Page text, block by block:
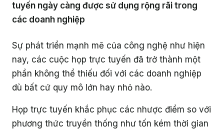
Livestream
Thăm dò ý kiến
Hỏi đáp khách hàng
Làm việc từ xa
Hỗ trợ các bộ phận trong tổ chức
Hỗ trợ thành viên mới hòa nhập
Hỗ trợ giải đáp vấn đề nhân sự
Hỗ trợ luân chuyển vị trí/ giới thiệu
Hỗ trợ truyền thông nội bộ
Truyền thông nội bộ tổ chức
Truyền thông nhân sự
Hỗ trợ kỹ thuật
Loại hình tổ chức
Dành cho Quản trị viên nhóm
Dành cho Đội ngũ điều hành
Dành cho cấp Quản lý
Dành cho Nhân viên
Hướng dẫn triển khai chi tiết
Chuẩn bị sẵn sàng
Triển khai thành công
Cách thu hút nhân sự tham gia GapoWork
Cách thúc đẩy tương tác tại GapoWork
Hiệu quả hóa truyền thông nội bộ tại GapoWork
Làm việc tại nhà với GapoWork
Làm chủ tính năng GapoWork
Video hướng dẫn
Câu hỏi thường gặp
Liên hệ
Có gì mới trên GapoWork?
Hợp tác
Giải thưởng
Hiệu suất công việc
GapoWork cho trường học
tuyến ngày càng được sử dụng rộng rãi trong
các doanh nghiệp
Sự phát triển mạnh mẽ của công nghệ như hiện
nay, các cuộc họp trực tuyến đã trở thành một
phần không thể thiếu đối với các doanh nghiệp
dù bất cứ quy mô lớn hay nhỏ nào.
Họp trực tuyến khắc phục các nhược điểm so với
phương thức truyền thống như tốn kém thời gian